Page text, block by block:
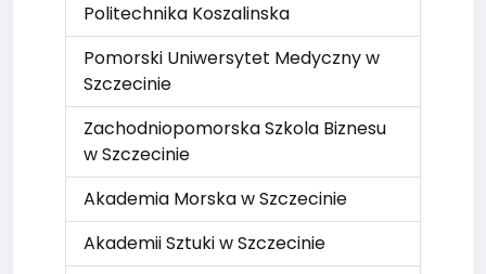
Politechnika Koszalinska
Pomorski Uniwersytet Medyczny w
Szczecinie
Zachodniopomorska Szkola Biznesu
w Szczecinie
Akademia Morska w Szczecinie
Akademii Sztuki w Szczecinie